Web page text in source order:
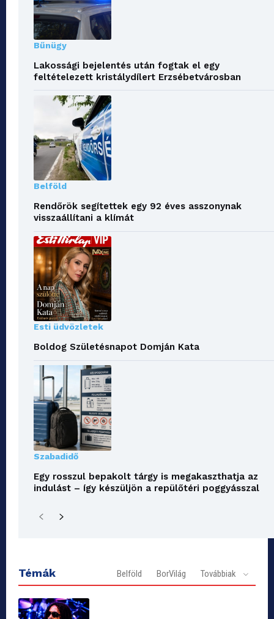
Bűnügy
Lakossági bejelentés után fogtak el egy
feltételezett kristálydílert Erzsébetvárosban
Belföld
Rendőrök segítettek egy 92 éves asszonynak
visszaállítani a klímát
Esti üdvözletek
Boldog Születésnapot Domján Kata
Szabadidő
Egy rosszul bepakolt tárgy is megakaszthatja az
indulást – így készüljön a repülőtéri poggyásszal
Témák Belföld BorVilág Továbbiak